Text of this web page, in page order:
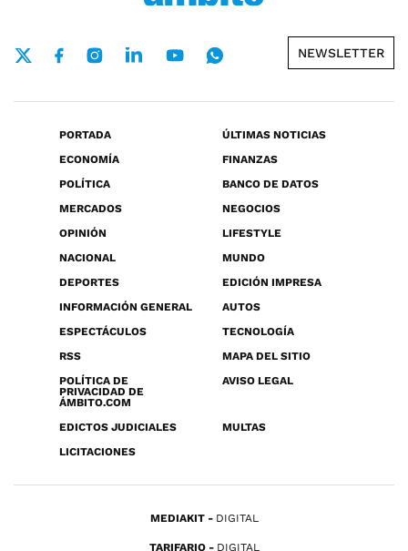
NEWSLETTER
PORTADA
ÚLTIMAS NOTICIAS
ECONOMÍA
FINANZAS
POLÍTICA
BANCO DE DATOS
MERCADOS
NEGOCIOS
OPINIÓN
LIFESTYLE
NACIONAL
MUNDO
DEPORTES
EDICIÓN IMPRESA
INFORMACIÓN GENERAL
AUTOS
ESPECTÁCULOS
TECNOLOGÍA
RSS
MAPA DEL SITIO
POLÍTICA DE
PRIVACIDAD DE
ÁMBITO.COM
AVISO LEGAL
EDICTOS JUDICIALES
MULTAS
LICITACIONES
MEDIAKIT DIGITAL
TARIFARIO DIGITAL